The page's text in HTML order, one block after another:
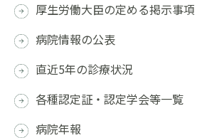
厚生労働大臣の定める掲示事項
病院情報の公表
直近5年の診療状況
各種認定証・認定学会等一覧
病院年報